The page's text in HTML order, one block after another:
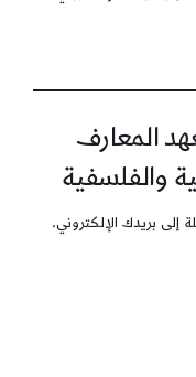
المعارف
والفلسفية
إلى بريدك الإلكتروني.